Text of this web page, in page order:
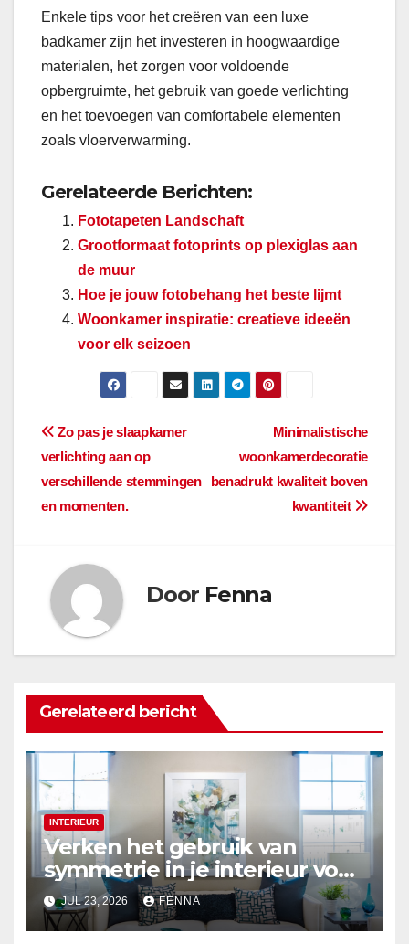
Enkele tips voor het creëren van een luxe
badkamer zijn het investeren in hoogwaardige
materialen, het zorgen voor voldoende
opbergruimte, het gebruik van goede verlichting
en het toevoegen van comfortabele elementen
zoals vloerverwarming.
Gerelateerde Berichten:
Fototapeten Landschaft
Grootformaat fotoprints op plexiglas aan
de muur
Hoe je jouw fotobehang het beste lijmt
Woonkamer inspiratie: creatieve ideeën
voor elk seizoen
Bericht
navigatie
Minimalistische
woonkamerdecoratie
benadrukt kwaliteit boven
kwantiteit
Zo pas je slaapkamer
verlichting aan op
verschillende stemmingen
en momenten.
Door Fenna
Gerelateerd bericht
INTERIEUR
Verken het gebruik van
symmetrie in je interieur voor
een harmonieuze uitstraling
JUL 23, 2026 FENNA